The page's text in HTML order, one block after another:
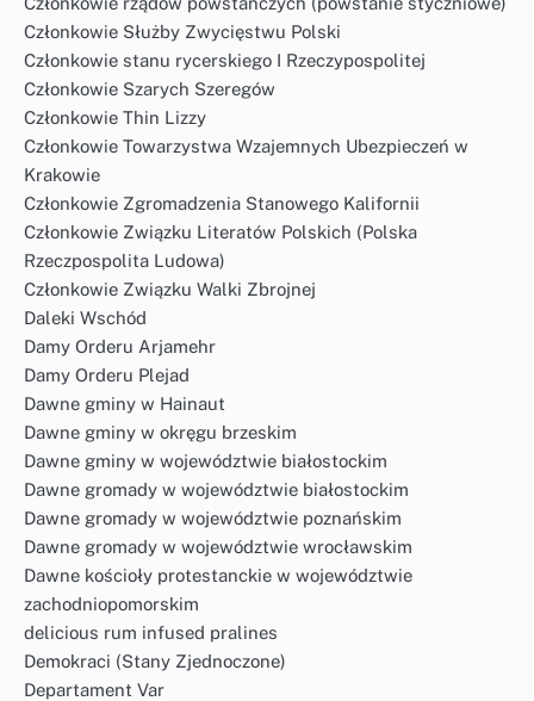
Członkowie Służby Zwycięstwu Polski
Członkowie stanu rycerskiego I Rzeczypospolitej
Członkowie Szarych Szeregów
Członkowie Thin Lizzy
Członkowie Towarzystwa Wzajemnych Ubezpieczeń w
Krakowie
Członkowie Zgromadzenia Stanowego Kalifornii
Członkowie Związku Literatów Polskich (Polska
Rzeczpospolita Ludowa)
Członkowie Związku Walki Zbrojnej
Daleki Wschód
Damy Orderu Arjamehr
Damy Orderu Plejad
Dawne gminy w Hainaut
Dawne gminy w okręgu brzeskim
Dawne gminy w województwie białostockim
Dawne gromady w województwie białostockim
Dawne gromady w województwie poznańskim
Dawne gromady w województwie wrocławskim
Dawne kościoły protestanckie w województwie
zachodniopomorskim
delicious rum infused pralines
Demokraci (Stany Zjednoczone)
Departament Var